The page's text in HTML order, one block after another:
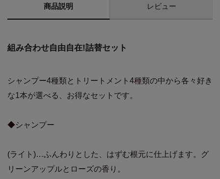
商品説明 レビュー
組み合わせ自由自在!詰替セット
シャンプー4種類とトリートメント4種類の中から各々好き
な1本が選べる、お得なセットです。
◆シャンプー
(ライト)…ふんわりとした、はずむ根元に仕上げます。グ
リーンアップルとローズの香り。